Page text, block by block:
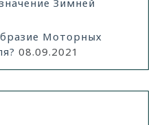
Моторных
08.09.2021